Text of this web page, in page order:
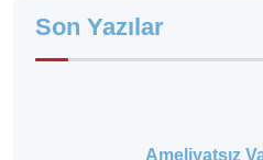
Son Yazılar
Ameliyatsız